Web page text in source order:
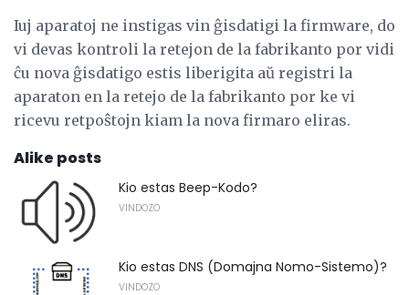
Iuj aparatoj ne instigas vin ĝisdatigi la firmware, do
vi devas kontroli la retejon de la fabrikanto por vidi
ĉu nova ĝisdatigo estis liberigita aŭ registri la
aparaton en la retejo de la fabrikanto por ke vi
ricevu retpoŝtojn kiam la nova firmaro eliras.
Alike posts
Kio estas Beep-Kodo?
VINDOZO
Kio estas DNS (Domajna Nomo-Sistemo)?
VINDOZO